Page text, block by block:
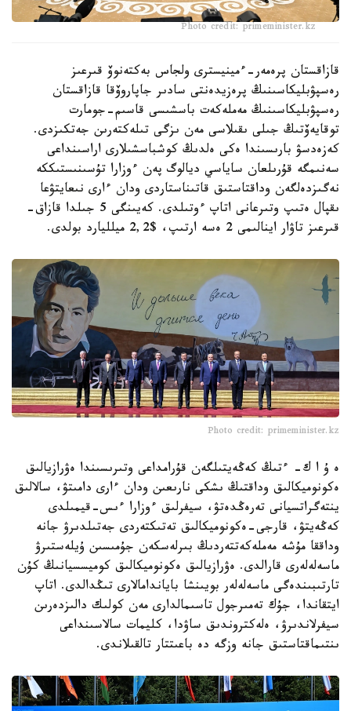
Photo credit: primeminister.kz
قازاقستان پرەمەر-ءمينيسترى ولجاس بەكتەنوۆ قىرعىز
رەسپۋبليكاسىنىڭ پرەزيدەنتى سادىر جاپاروۆقا قازاقستان
رەسپۋبليكاسىنىڭ مەملەكەت باسشىسى قاسىم-جومارت
توقايەۆتىڭ جىلى ىقىلاسى مەن ىزگى تىلەكتەرىن جەتكىزدى.
كەزەدسۋ بارىسىندا ەكى ەلدىڭ كوشباسشىلارى اراسىنداعى
سەنىمگە قۇرىلعان ساياسي ديالوگ پەن ءوزارا تۇسىنىستىككە
نەگىزدەلگەن وداقتاستىق قاتىناستاردى ودان ءارى نىعايتۋعا
ىقپال ەتىپ وتىرعانى اتاپ ءوتىلدى. كەيىنگى 5 جىلدا قازاق-
قىرعىز تاۋار اينالىمى 2 ەسە ارتىپ، $2,2 ميلليارد بولدى.
Photo credit: primeminister.kz
ە ۇ ا ك- ءتىڭ كەڭەيتىلگەن قۇرامداعى وتىرىسىندا ەۋرازيالىق
ەكونوميكالىق وداقتىڭ ىشكى نارىعىن ودان ءارى دامىتۋ، سالالىق
ينتەگراتسيانى تەرەڭدەتۋ، سيفرلىق ءوزارا ءىس-قيمىلدى
كەڭەيتۋ، قارجى-ەكونوميكالىق تەتىكتەردى جەتىلدىرۋ جانە
وداققا مۇشە مەملەكەتتەردىڭ بىرلەسكەن جۇمىسىن ۇيلەستىرۋ
ماسەلەلەرى قارالدى. ەۋرازيالىق ەكونوميكالىق كوميسسيانىڭ كۇن
تارتىبىندەگى ماسەلەلەر بويىنشا باياندامالارى تىڭدالدى. اتاپ
ايتقاندا، جۇك تەمىرجول تاسىمالدارى مەن كولىك دالىزدەرىن
سيفرلاندىرۋ، ەلەكتروندىق ساۋدا، كليمات سالاسىنداعى
ىنتىماقتاستىق جانە وزگە دە باعىتتار تالقىلاندى.